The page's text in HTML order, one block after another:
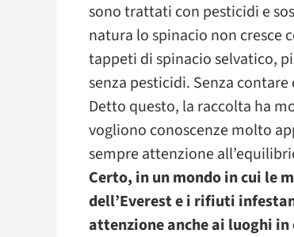
sono trattati con pesticidi e
natura lo spinacio non cresce
tappeti di spinacio selvatico,
senza pesticidi. Senza
Detto questo, la raccolta ha
vogliono conoscenze molto
sempre attenzione
Certo, in un mondo in cui le
dell’Everest e i rifiuti
attenzione anche ai luoghi in